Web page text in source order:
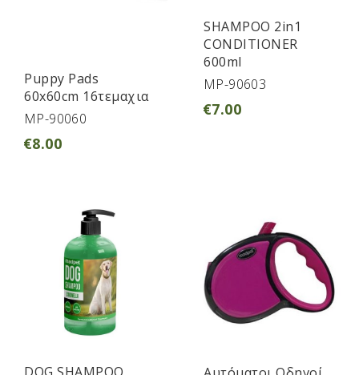
Puppy Pads
60x60cm 16τεμαχια
MP-90060
€8.00
SHAMPOO 2in1
CONDITIONER
600ml
MP-90603
€7.00